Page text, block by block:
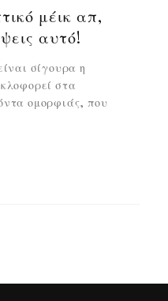
μέικ απ,
αυτό!
σίγουρα η
στα
ομορφιάς, που